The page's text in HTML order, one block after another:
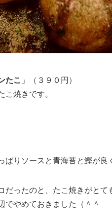
たこ 」（３９０円）
こ焼きです。
ぱりソースと青海苔と鰹が良
だったのと、たこ焼きがと
でやめておきました（＾＾